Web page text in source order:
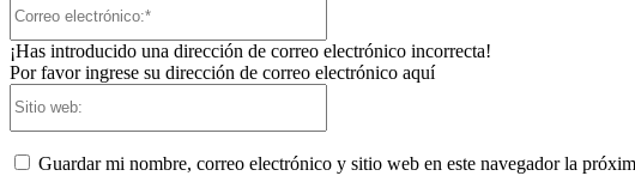
¡Has introducido una dirección de correo electrónico incorrecta!
Por favor ingrese su dirección de correo electrónico aquí
Guardar mi nombre, correo electrónico y sitio web en este navegador la